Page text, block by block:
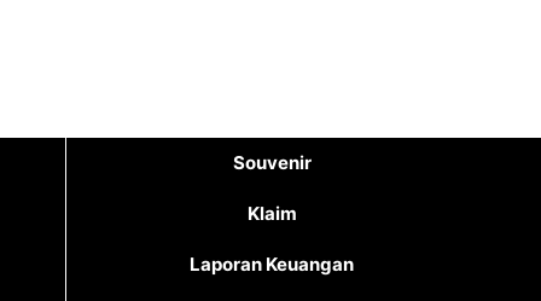
Souvenir
Klaim
Laporan Keuangan